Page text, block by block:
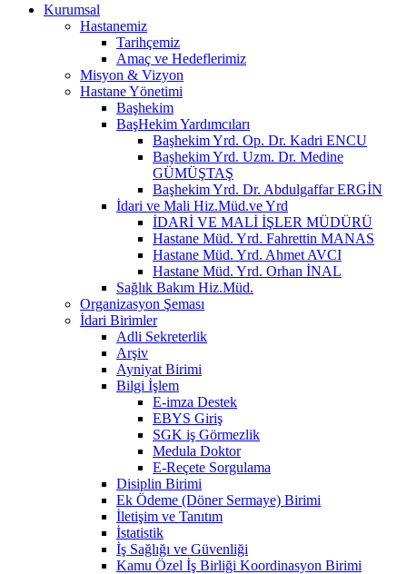
Kurumsal
Hastanemiz
Tarihçemiz
Amaç ve Hedeflerimiz
Misyon & Vizyon
Hastane Yönetimi
Başhekim
BaşHekim Yardımcıları
Başhekim Yrd. Op. Dr. Kadri ENCU
Başhekim Yrd. Uzm. Dr. Medine
GÜMÜŞTAŞ
Başhekim Yrd. Dr. Abdulgaffar ERGİN
İdari ve Mali Hiz.Müd.ve Yrd
İDARİ VE MALİ İŞLER MÜDÜRÜ
Hastane Müd. Yrd. Fahrettin MANAS
Hastane Müd. Yrd. Ahmet AVCI
Hastane Müd. Yrd. Orhan İNAL
Sağlık Bakım Hiz.Müd.
Organizasyon Şeması
İdari Birimler
Adli Sekreterlik
Arşiv
Ayniyat Birimi
Bilgi İşlem
E-imza Destek
EBYS Giriş
SGK iş Görmezlik
Medula Doktor
E-Reçete Sorgulama
Disiplin Birimi
Ek Ödeme (Döner Sermaye) Birimi
İletişim ve Tanıtım
İstatistik
İş Sağlığı ve Güvenliği
Kamu Özel İş Birliği Koordinasyon Birimi